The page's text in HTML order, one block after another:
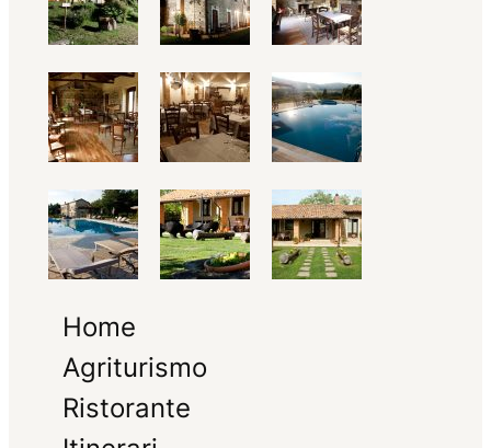
Home
Agriturismo
Ristorante